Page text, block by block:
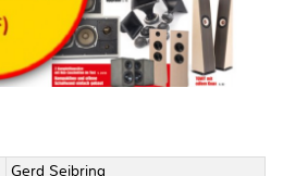
Gerd Seibring